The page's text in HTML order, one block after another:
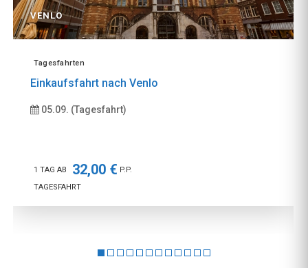
VENLO
Tagesfahrten
Einkaufsfahrt nach Venlo
05.09. (Tagesfahrt)
1 TAG AB 32,00 € P.P.
TAGESFAHRT